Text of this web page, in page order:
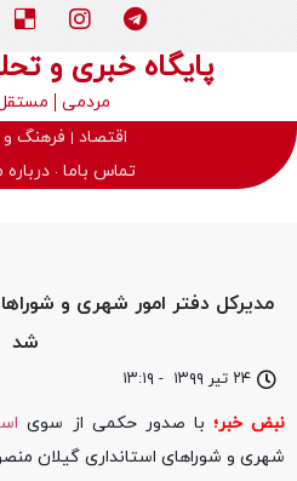
پایگاه خبری و
مردمی
اقتصاد
فرهنگ و
تماس باما درباره
۲۴ تیر ۱۳۹۹ - ۱۳:۱۹
مدیرکل دفتر امور شهری و
شد
نبض خبر؛ با صدور حکمی از سوی
شهری و شوراهای استانداری گیلان